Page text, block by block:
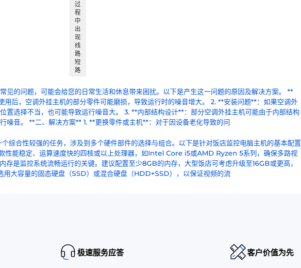
过
程
中
出
现
线
路
短
路
见的问题，可能会给您的日常生活和休息带来困扰。以下是产生这一问题的原因及解决方案。 **
用后，空调外挂主机的部分零件可能磨损，导致运行时的噪音增大。 2. **安装问题**：如果空调外
置选择不当，也可能导致运行噪音大。 3. **内部结构设计**：部分空调外挂主机可能由于内部结构
噪音。 **二、解决方案** 1. **更换零件或主机**：对于因设备老化导致的问
综合性较强的任务，涉及到多个硬件部件的选择与组合。以下是针对饭店监控电脑主机的基本配置
性能稳定、运算速度快的四核或以上处理器，如Intel Core i5或AMD Ryzen 5系列，确保多路视
存是监控系统流畅运行的关键。建议配置至少8GB的内存，大型饭店可考虑升级至16GB或更高，
用大容量的固态硬盘（SSD）或混合硬盘（HDD+SSD），以保证视频的流
极速服务应答 客户价值为先